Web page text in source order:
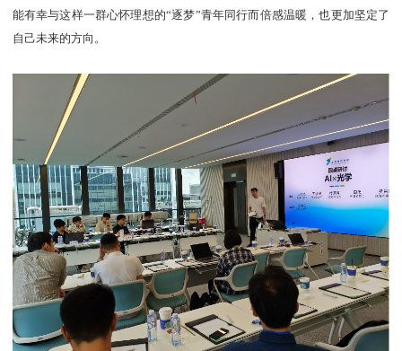
能有幸与这样一群心怀理想的“逐梦”青年同行而倍感温暖，也更加坚定了
自己未来的方向。